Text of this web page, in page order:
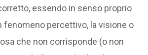
essendo in senso proprio
fenomeno percettivo, la visione o
che non corrisponde (o non